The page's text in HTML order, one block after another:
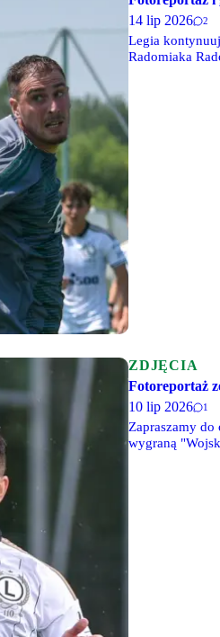
14 lip 2026
2
Legia
Radomiaka
ZDJĘCIA
Fotoreportaż
10 lip 2026
1
Zapraszamy
wygraną